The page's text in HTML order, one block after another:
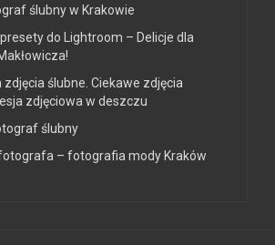
ślubny w Krakowie
do Lightroom – Delicje dla
zdjęcia ślubne. Ciekawe zdjęcia
zdjęciowa w deszczu
ślubny
– fotografia mody Kraków